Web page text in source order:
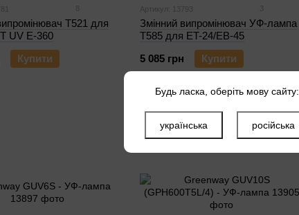
T521 для
UV E-360
Купити
Артикул: 13793
Змінний випромінювач УФ-лампа
T585 для ET-24/ЕВ-45
5 085 грн
Купити
Будь ласка, оберіть мову сайту:
українська російська